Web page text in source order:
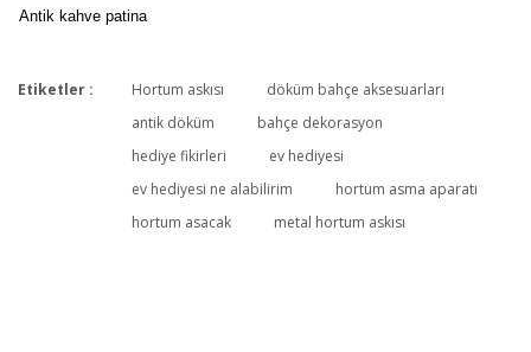
Antik kahve patina
Bu ürüne ilk yorumu siz yapın!
Yorum Yaz
Etiketler : Hortum askısı
döküm bahçe aksesuarları
antik döküm
bahçe dekorasyon
hediye fikirleri
ev hediyesi
ev hediyesi ne alabilirim
hortum asma aparatı
hortum asacak
metal hortum askısı